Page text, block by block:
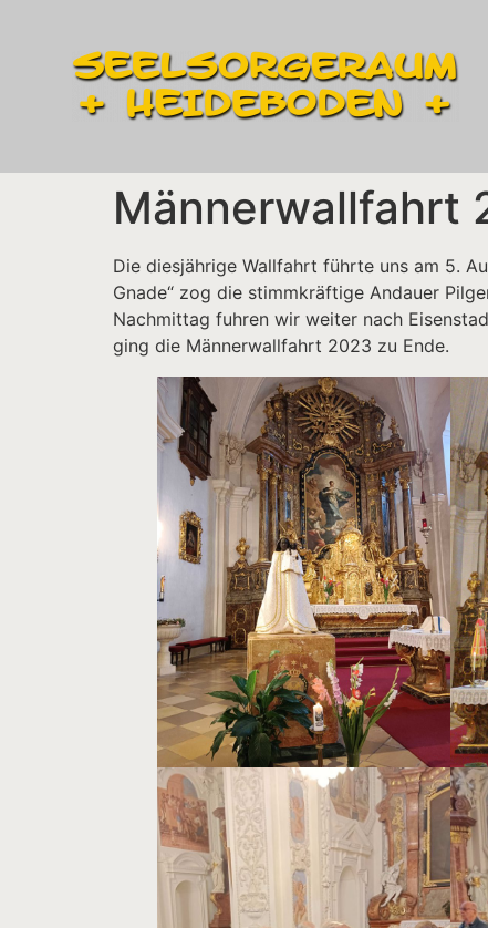
Männerwallfahrt
Die diesjährige Wallfahrt führte uns am 5.
Gnade“ zog die stimmkräftige Andauer
Nachmittag fuhren wir weiter nach
ging die Männerwallfahrt 2023 zu Ende.